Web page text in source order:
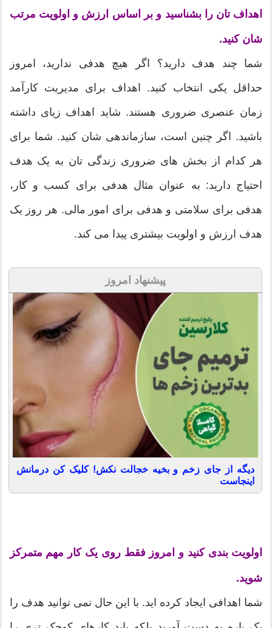
اهداف تان را بشناسید و بر اساس ارزش و اولویت مرتب
شان کنید.
شما چند هدف دارید؟ اگر هیچ هدفی ندارید، امروز
حداقل یکی انتخاب کنید. اهداف برای مدیریت کارآمد
زمان عنصری ضروری هستند. شاید اهداف زیای داشته
باشید. اگر چنین است، سازماندهی شان کنید. شما برای
هر کدام از بخش های ضروری زندگی تان به یک هدف
احتیاج دارید: به عنوان مثال هدفی برای کسب و کار،
هدفی برای سلامتی و هدفی برای امور مالی. هر روز یک
هدف ارزش و اولویت بیشتری پیدا می کند.
پیشنهاد امروز
دیگه از جای زخم و بخیه خجالت نکش! کلیک کن درمانش
اینجاست
اولویت بندی کنید و امروز فقط روی یک کار مهم متمرکز
شوید.
شما اهدافی ایجاد کرده اید. با این حال نمی توانید هدف را